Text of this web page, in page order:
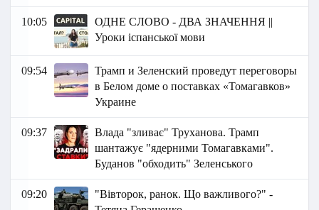
10:05
ОДНЕ СЛОВО - ДВА ЗНАЧЕННЯ ||
Уроки іспанської мови
09:54
Трамп и Зеленский проведут переговоры
в Белом доме о поставках «Томагавков»
Украине
09:37
Влада "зливає" Труханова. Трамп
шантажує "ядерними Томагавками".
Буданов "обходить" Зеленського
09:20
"Вівторок, ранок. Що важливого?" -